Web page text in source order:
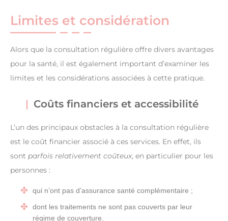
Limites et considération
Alors que la consultation régulière offre divers avantages
pour la santé, il est également important d’examiner les
limites et les considérations associées à cette pratique.
Coûts financiers et accessibilité
L’un des principaux obstacles à la consultation régulière
est le coût financier associé à ces services. En effet, ils
sont parfois relativement coûteux, en particulier pour les
personnes :
qui n’ont pas d’assurance santé complémentaire ;
dont les traitements ne sont pas couverts par leur
régime de couverture.